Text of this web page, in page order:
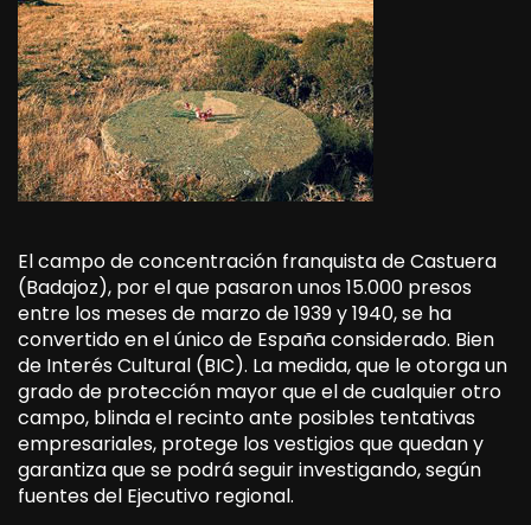
El campo de concentración franquista de Castuera
(Badajoz), por el que pasaron unos 15.000 presos
entre los meses de marzo de 1939 y 1940, se ha
convertido en el único de España considerado. Bien
de Interés Cultural (BIC). La medida, que le otorga un
grado de protección mayor que el de cualquier otro
campo, blinda el recinto ante posibles tentativas
empresariales, protege los vestigios que quedan y
garantiza que se podrá seguir investigando, según
fuentes del Ejecutivo regional.